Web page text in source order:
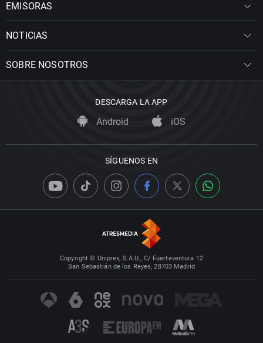
EMISORAS
NOTICIAS
SOBRE NOSOTROS
DESCARGA LA APP
Android iOS
SÍGUENOS EN
Copyright © Uniprex, S.A.U., C/ Fuerteventura 12
San Sebastián de los Reyes, 28703 Madrid